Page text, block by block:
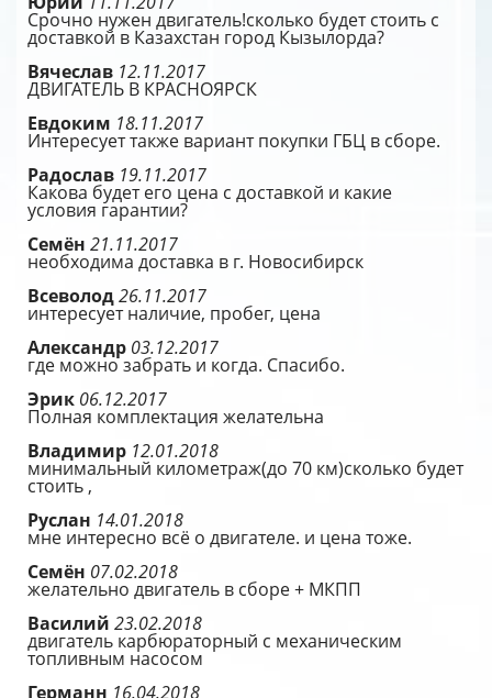
Срочно нужен двигатель!сколько будет стоить с
доставкой в Казахстан город Кызылорда?
Вячеслав 12.11.2017
ДВИГАТЕЛЬ В КРАСНОЯРСК
Евдоким 18.11.2017
Интересует также вариант покупки ГБЦ в сборе.
Радослав 19.11.2017
Какова будет его цена с доставкой и какие
условия гарантии?
Семён 21.11.2017
необходима доставка в г. Новосибирск
Всеволод26.11.2017
интересует наличие, пробег, цена
Александр 03.12.2017
где можно забрать и когда. Спасибо.
Эрик 06.12.2017
Полная комплектация желательна
Владимир 12.01.2018
минимальный километраж(до 70 км)сколько будет
стоить ,
Руслан 14.01.2018
мне интересно всё о двигателе. и цена тоже.
Семён 07.02.2018
желательно двигатель в сборе + МКПП
Василий 23.02.2018
двигатель карбюраторный с механическим
топливным насосом
Германн 16.04.2018